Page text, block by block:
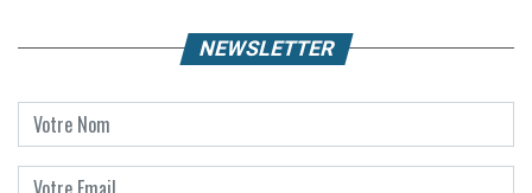
NEWSLETTER